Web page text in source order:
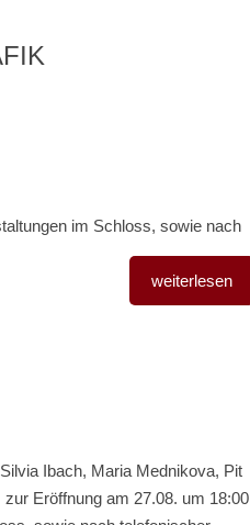
im Schloss, sowie nach
weiterlesen
Ibach, Maria Mednikova, Pit
Eröffnung am 27.08. um 18:00